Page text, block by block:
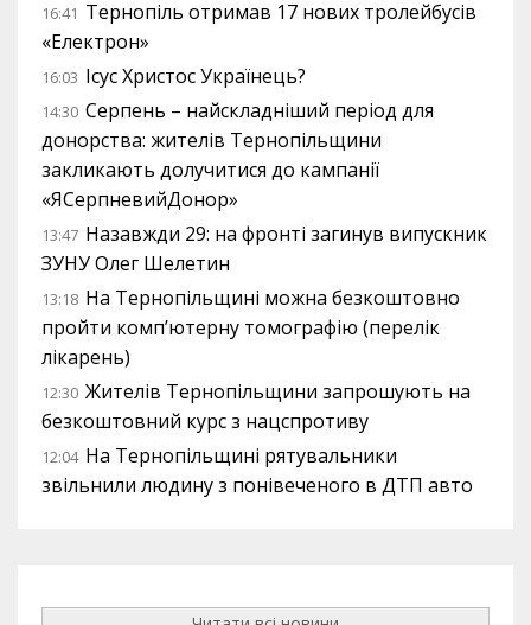
16:41 Тернопіль отримав 17 нових тролейбусів
«Електрон»
16:03 Ісус Христос Українець?
14:30 Серпень – найскладніший період для
донорства: жителів Тернопільщини
закликають долучитися до кампанії
«ЯСерпневийДонор»
13:47 Назавжди 29: на фронті загинув випускник
ЗУНУ Олег Шелетин
13:18 На Тернопільщині можна безкоштовно
пройти комп’ютерну томографію (перелік
лікарень)
12:30 Жителів Тернопільщини запрошують на
безкоштовний курс з нацспротиву
12:04 На Тернопільщині рятувальники
звільнили людину з понівеченого в ДТП авто